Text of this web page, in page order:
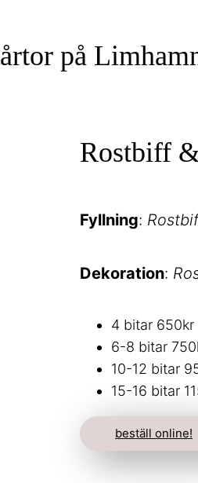
på
Rostbiff
Fyllning:
Dekoration:
4 bitar 650kr
6-8 bitar
10-12 bitar
15-16 bitar
beställ online!